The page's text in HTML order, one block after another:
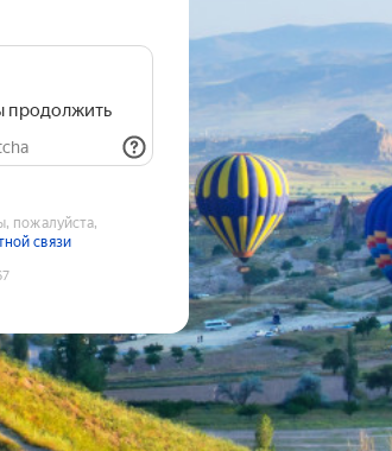
продолжить
пожалуйста,
связи